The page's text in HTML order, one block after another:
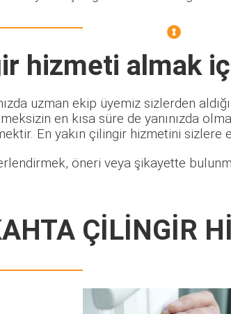
hizmeti almak
uzman ekip üyemiz sizlerden
en kısa süre de yanınızda
En yakın çilingir hizmetini sizlere
öneri veya şikayette
ÇİLİNGİR